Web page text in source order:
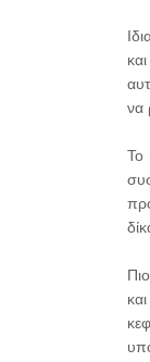
να
Το